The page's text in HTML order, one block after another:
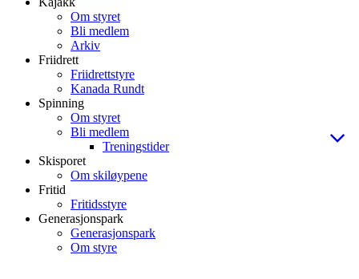
Om styret
Bli medlem
Arkiv
Friidrett
Friidrettstyre
Kanada Rundt
Spinning
Om styret
Bli medlem
Treningstider
Skisporet
Om skiløypene
Fritid
Fritidsstyre
Generasjonspark
Generasjonspark
Om styre